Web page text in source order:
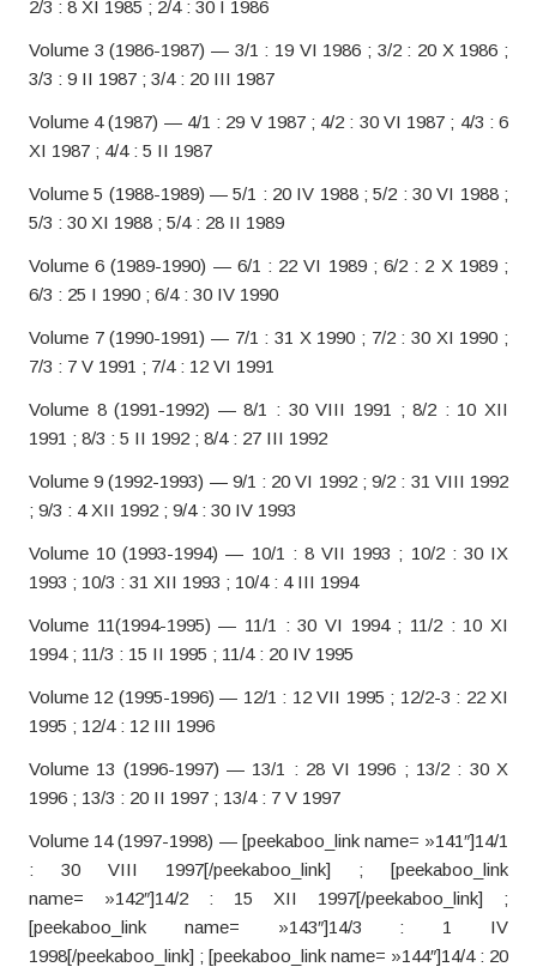
2/3 : 8 XI 1985 ; 2/4 : 30 I 1986
Volume 3 (1986-1987) — 3/1 : 19 VI 1986 ; 3/2 : 20 X 1986 ;
3/3 : 9 II 1987 ; 3/4 : 20 III 1987
Volume 4 (1987) — 4/1 : 29 V 1987 ; 4/2 : 30 VI 1987 ; 4/3 : 6
XI 1987 ; 4/4 : 5 II 1987
Volume 5 (1988-1989) — 5/1 : 20 IV 1988 ; 5/2 : 30 VI 1988 ;
5/3 : 30 XI 1988 ; 5/4 : 28 II 1989
Volume 6 (1989-1990) — 6/1 : 22 VI 1989 ; 6/2 : 2 X 1989 ;
6/3 : 25 I 1990 ; 6/4 : 30 IV 1990
Volume 7 (1990-1991) — 7/1 : 31 X 1990 ; 7/2 : 30 XI 1990 ;
7/3 : 7 V 1991 ; 7/4 : 12 VI 1991
Volume 8 (1991-1992) — 8/1 : 30 VIII 1991 ; 8/2 : 10 XII
1991 ; 8/3 : 5 II 1992 ; 8/4 : 27 III 1992
Volume 9 (1992-1993) — 9/1 : 20 VI 1992 ; 9/2 : 31 VIII 1992
; 9/3 : 4 XII 1992 ; 9/4 : 30 IV 1993
Volume 10 (1993-1994) — 10/1 : 8 VII 1993 ; 10/2 : 30 IX
1993 ; 10/3 : 31 XII 1993 ; 10/4 : 4 III 1994
Volume 11(1994-1995) — 11/1 : 30 VI 1994 ; 11/2 : 10 XI
1994 ; 11/3 : 15 II 1995 ; 11/4 : 20 IV 1995
Volume 12 (1995-1996) — 12/1 : 12 VII 1995 ; 12/2-3 : 22 XI
1995 ; 12/4 : 12 III 1996
Volume 13 (1996-1997) — 13/1 : 28 VI 1996 ; 13/2 : 30 X
1996 ; 13/3 : 20 II 1997 ; 13/4 : 7 V 1997
Volume 14 (1997-1998) — [peekaboo_link name= »141″]14/1
: 30 VIII 1997[/peekaboo_link] ; [peekaboo_link
name= »142″]14/2 : 15 XII 1997[/peekaboo_link] ;
[peekaboo_link name= »143″]14/3 : 1 IV
1998[/peekaboo_link] ; [peekaboo_link name= »144″]14/4 : 20